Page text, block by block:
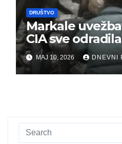
DRUŠTVO
Markale
CIA sve
optužili Srbe
MAJ 10, 2026 DNEVNI